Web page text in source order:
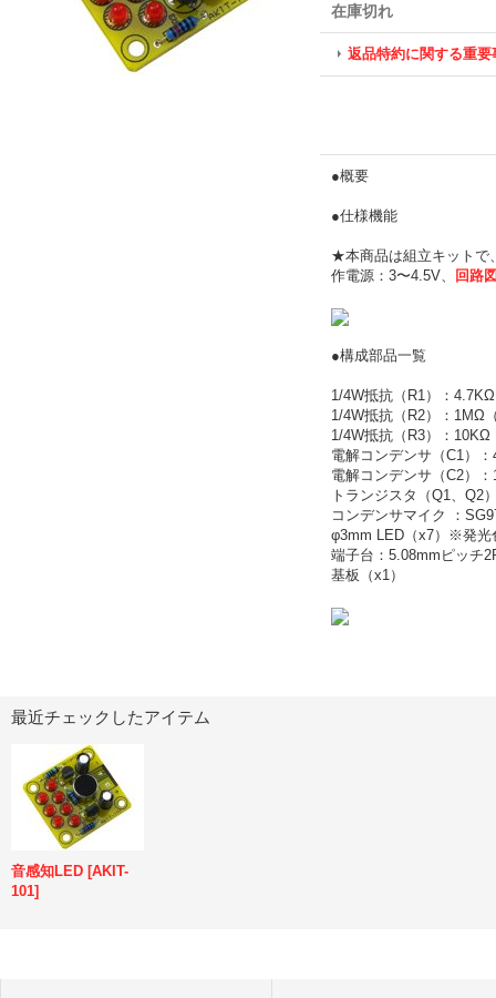
在庫切れ
返品特約に関する重要
●概要
●仕様機能
★本商品は組立キットで
作電源：3〜4.5V、
回路
●構成部品一覧
1/4W抵抗（R1）：
1/4W抵抗（R2）：1MΩ
1/4W抵抗（R3）：10KΩ
電解コンデンサ（C1）
電解コンデンサ（C2）
トランジスタ（Q1、Q2
コンデンサマイク ：
φ3mm LED（x7）※発光
端子台：5.08mmピッチ
基板（x1）
最近チェックしたアイテム
音感知LED [AKIT-
101]